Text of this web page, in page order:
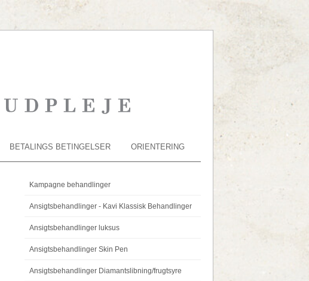
BETALINGS BETINGELSER ORIENTERING
Kampagne behandlinger
Ansigtsbehandlinger - Kavi Klassisk Behandlinger
Ansigtsbehandlinger luksus
Ansigtsbehandlinger Skin Pen
Ansigtsbehandlinger Diamantslibning/frugtsyre